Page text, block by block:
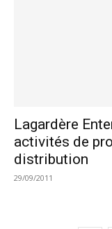
Lagardère
activités de
distribution
29/09/2011